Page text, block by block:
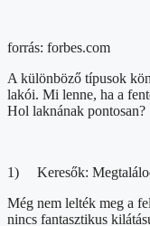
forrás: forbes.com
A különböző típusok
lakói. Mi lenne, ha a
Hol laknának pontosan?
1) Keresők:
Még nem lelték meg a
nincs fantasztikus